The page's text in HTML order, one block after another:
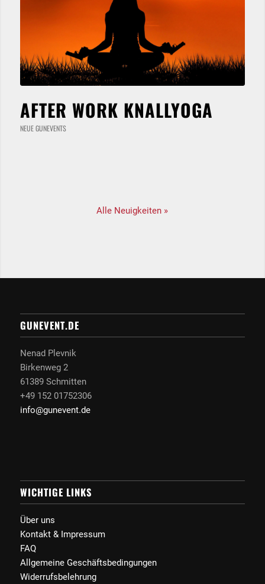
AFTER WORK KNALLYOGA
NEUE GUNEVENTS
Alle Neuigkeiten »
GUNEVENT.DE
Nenad Plevnik
Birkenweg 2
61389 Schmitten
+49 152 01752306
info@gunevent.de
WICHTIGE LINKS
Über uns
Kontakt & Impressum
FAQ
Allgemeine Geschäftsbedingungen
Widerrufsbelehrung